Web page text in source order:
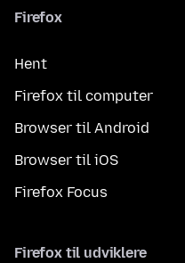
Firefox
Hent
Firefox til computer
Browser til Android
Browser til iOS
Firefox Focus
Firefox til udviklere